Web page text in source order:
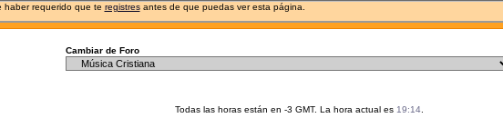
haber requerido que te registresantes de que puedas ver esta página.
Cambiar de Foro
Todas las horas están en -3 GMT. La hora actual es 19:14.